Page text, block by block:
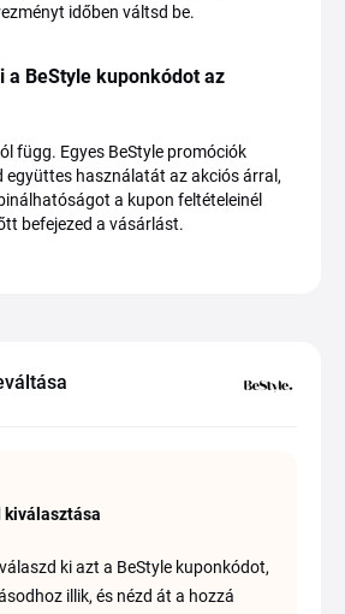
időben váltsd be.
a BeStyle kuponkódot az
függ. Egyes BeStyle promóciók
együttes használatát az akciós árral,
a kupon feltételeinél
befejezed a vásárlást.
kiválasztása
ki azt a BeStyle kuponkódot,
illik, és nézd át a hozzá